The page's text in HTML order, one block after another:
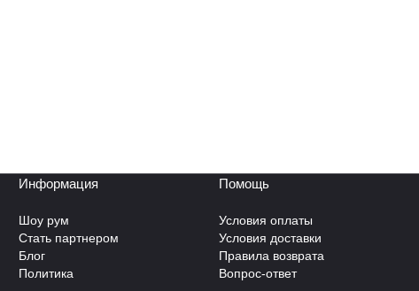
Информация
Шоу рум
Стать партнером
Блог
Политика
Помощь
Условия оплаты
Условия доставки
Правила возврата
Вопрос-ответ